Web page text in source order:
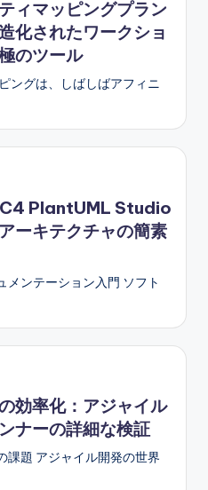
ィマッピングプラン
化されたワークショ
のツール
ングは、しばしばアフィニ
C4 PlantUML Studio
ーキテクチャの簡素
メンテーション入門 ソフト
効率化：アジャイル
ナーの詳細な検証
課題 アジャイル開発の世界